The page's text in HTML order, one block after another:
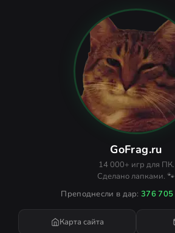
GoFrag.ru
14 000+ игр для ПК.
Сделано лапками. 🐾
Преподнесли в дар:376 705
Карта сайта